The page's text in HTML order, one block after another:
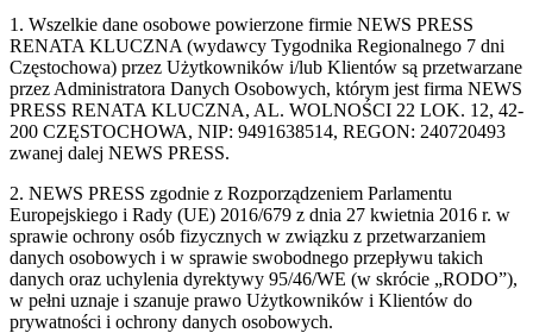
1. Wszelkie dane osobowe powierzone firmie NEWS PRESS
RENATA KLUCZNA (wydawcy Tygodnika Regionalnego 7 dni
Częstochowa) przez Użytkowników i/lub Klientów są przetwarzane
przez Administratora Danych Osobowych, którym jest firma NEWS
PRESS RENATA KLUCZNA, AL. WOLNOŚCI 22 LOK. 12, 42-
200 CZĘSTOCHOWA, NIP: 9491638514, REGON: 240720493
zwanej dalej NEWS PRESS.
2. NEWS PRESS zgodnie z Rozporządzeniem Parlamentu
Europejskiego i Rady (UE) 2016/679 z dnia 27 kwietnia 2016 r. w
sprawie ochrony osób fizycznych w związku z przetwarzaniem
danych osobowych i w sprawie swobodnego przepływu takich
danych oraz uchylenia dyrektywy 95/46/WE (w skrócie „RODO”),
w pełni uznaje i szanuje prawo Użytkowników i Klientów do
prywatności i ochrony danych osobowych.